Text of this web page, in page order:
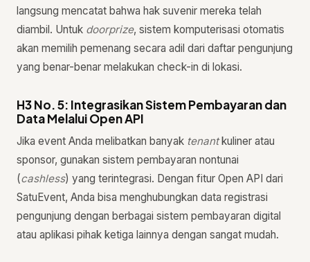
langsung mencatat bahwa hak suvenir mereka telah
diambil. Untuk doorprize, sistem komputerisasi otomatis
akan memilih pemenang secara adil dari daftar pengunjung
yang benar-benar melakukan check-in di lokasi.
H3 No. 5: Integrasikan Sistem Pembayaran dan
Data Melalui Open API
Jika event Anda melibatkan banyak tenantkuliner atau
sponsor, gunakan sistem pembayaran nontunai
(cashless) yang terintegrasi. Dengan fitur Open API dari
SatuEvent, Anda bisa menghubungkan data registrasi
pengunjung dengan berbagai sistem pembayaran digital
atau aplikasi pihak ketiga lainnya dengan sangat mudah.